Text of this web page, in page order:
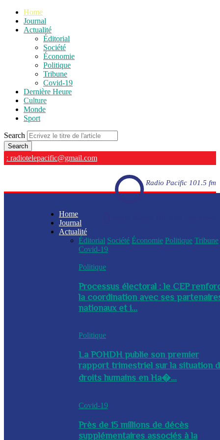
Home
Journal
Actualité
Éditorial
Société
Économie
Politique
Tribune
Covid-19
Dernière Heure
Culture
Monde
Sport
Search
: radiotelepacific@gmail.com
Radio Pacific 101.5 fm
Home
Journal
Actualité
Éditorial Société Économie Politique Tribune
Covid-19
Politique
Processus électoral : le CEP
la coordination avec ses
nationaux et i...
Politique
La POHDH publie son premier
rapport trimestriel sur la situation
droits humains en Ha�...
Covid-19
Près de 15 millions de décès
supplémentaires associés à la